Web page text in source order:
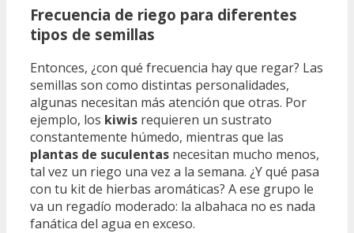
Frecuencia de riego para diferentes
tipos de semillas
Entonces, ¿con qué frecuencia hay que regar? Las
semillas son como distintas personalidades,
algunas necesitan más atención que otras. Por
ejemplo, los kiwis requieren un sustrato
constantemente húmedo, mientras que las
plantas de suculentas necesitan mucho menos,
tal vez un riego una vez a la semana. ¿Y qué pasa
con tu kit de hierbas aromáticas? A ese grupo le
va un regadío moderado: la albahaca no es nada
fanática del agua en exceso.